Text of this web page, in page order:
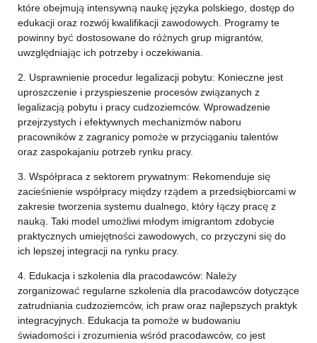
które obejmują intensywną naukę języka polskiego, dostęp do
edukacji oraz rozwój kwalifikacji zawodowych. Programy te
powinny być dostosowane do różnych grup migrantów,
uwzględniając ich potrzeby i oczekiwania.
2. Usprawnienie procedur legalizacji pobytu: Konieczne jest
uproszczenie i przyspieszenie procesów związanych z
legalizacją pobytu i pracy cudzoziemców. Wprowadzenie
przejrzystych i efektywnych mechanizmów naboru
pracowników z zagranicy pomoże w przyciąganiu talentów
oraz zaspokajaniu potrzeb rynku pracy.
3. Współpraca z sektorem prywatnym: Rekomenduje się
zacieśnienie współpracy między rządem a przedsiębiorcami w
zakresie tworzenia systemu dualnego, który łączy pracę z
nauką. Taki model umożliwi młodym imigrantom zdobycie
praktycznych umiejętności zawodowych, co przyczyni się do
ich lepszej integracji na rynku pracy.
4. Edukacja i szkolenia dla pracodawców: Należy
zorganizować regularne szkolenia dla pracodawców dotyczące
zatrudniania cudzoziemców, ich praw oraz najlepszych praktyk
integracyjnych. Edukacja ta pomoże w budowaniu
świadomości i zrozumienia wśród pracodawców, co jest